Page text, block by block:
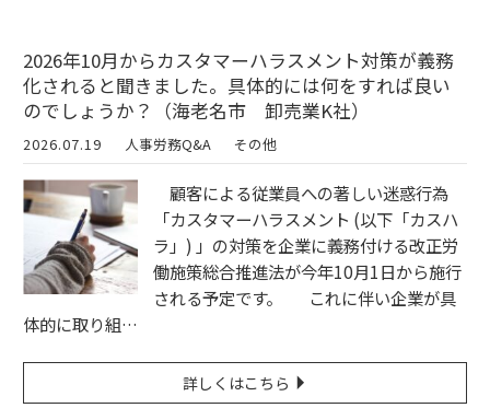
2026年10月からカスタマーハラスメント対策が義務
化されると聞きました。具体的には何をすれば良い
のでしょうか？（海老名市 卸売業K社）
2026.07.19 人事労務Q&A その他
顧客による従業員への著しい迷惑行為
「カスタマーハラスメント (以下「カスハ
ラ」) 」の対策を企業に義務付ける改正労
働施策総合推進法が今年10月1日から施行
される予定です。 これに伴い企業が具
体的に取り組…
詳しくはこちら